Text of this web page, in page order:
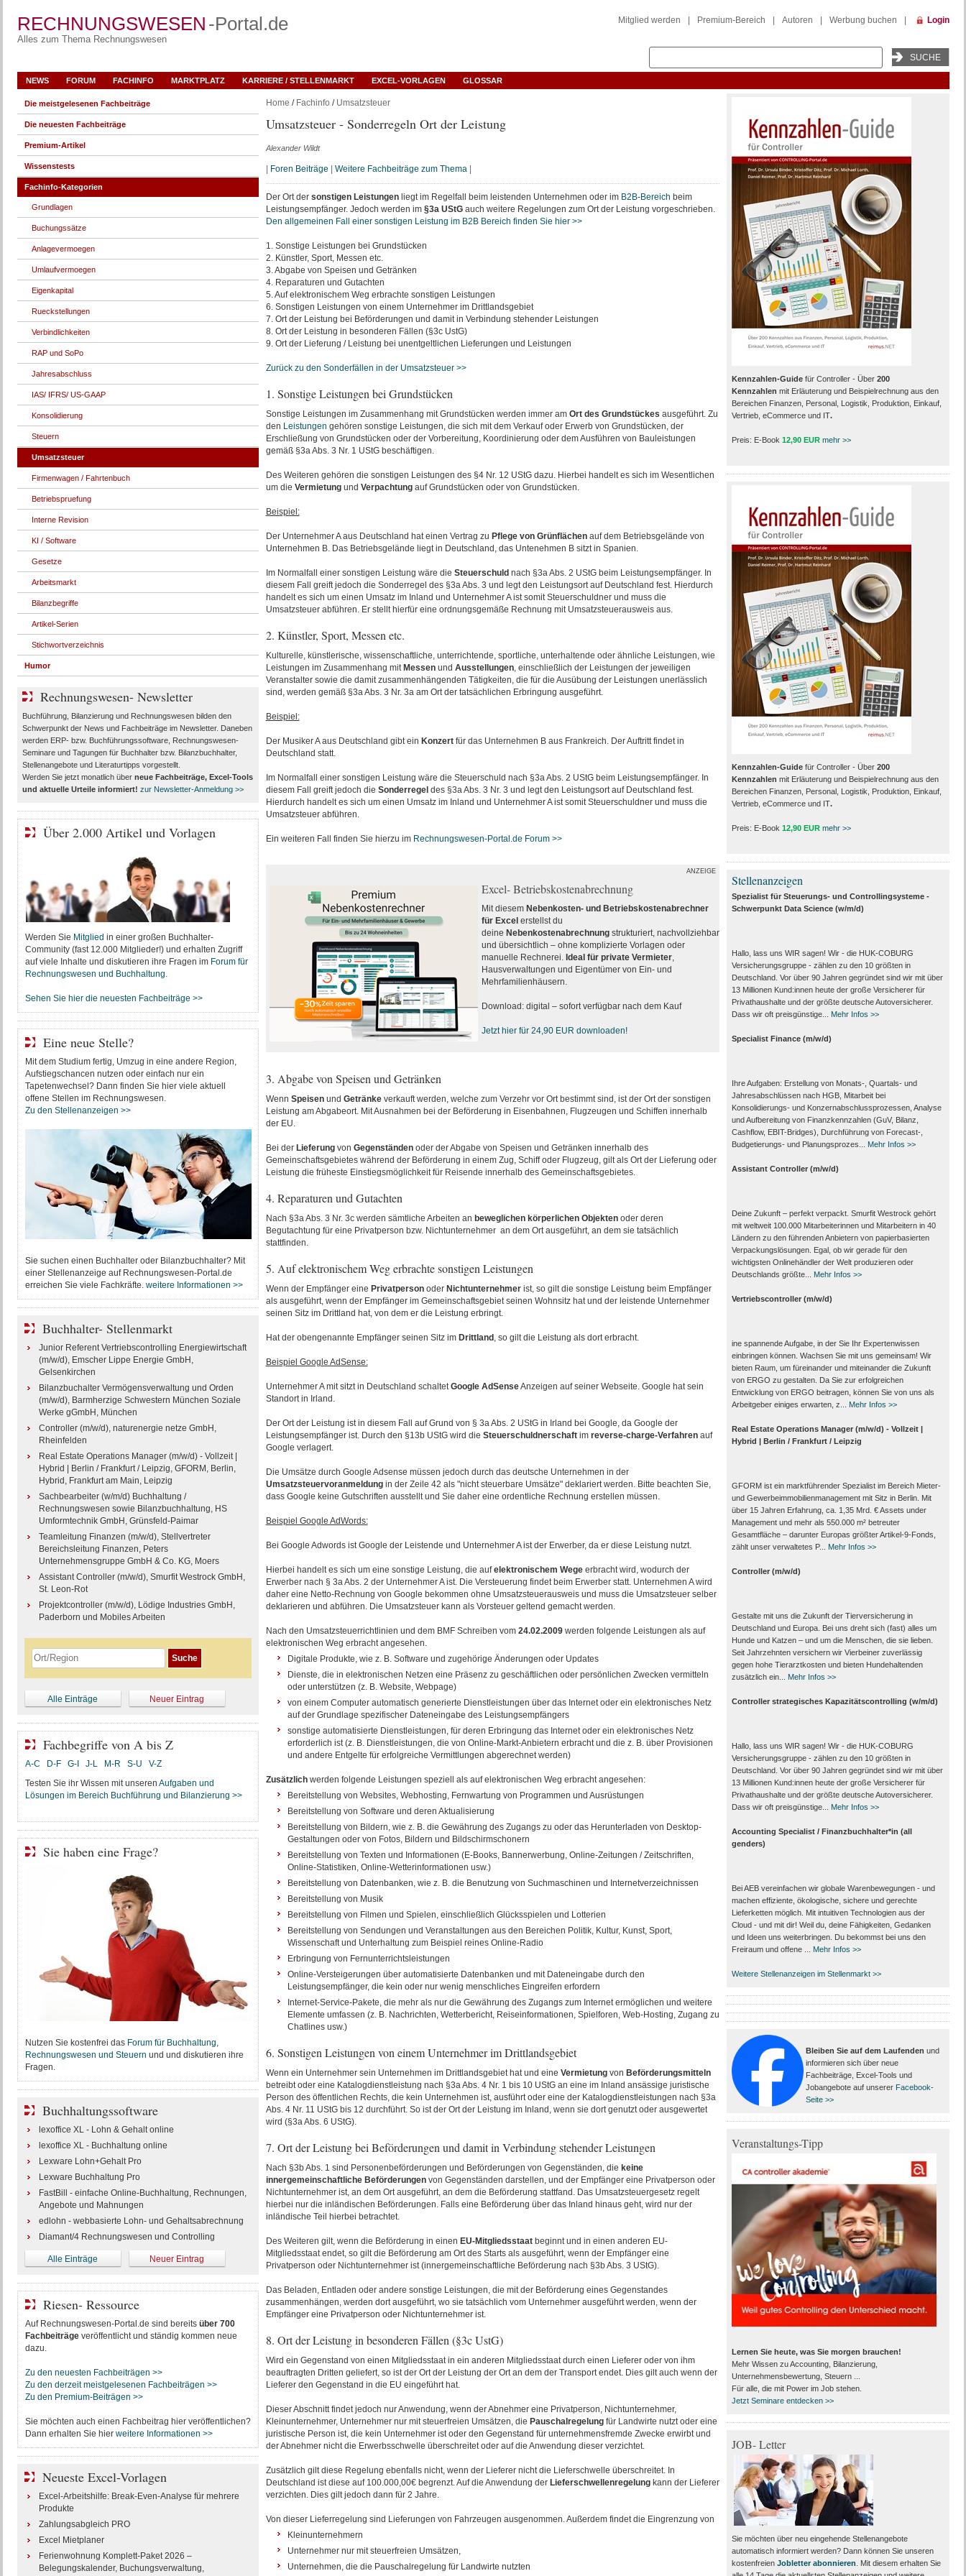
RECHNUNGSWESEN -Portal.de
Alles zum Thema Rechnungswesen
Mitglied werden Premium-Bereich Autoren Werbung buchen Login
NEWS FORUM FACHINFO MARKTPLATZ KARRIERE / STELLENMARKT EXCEL-VORLAGEN GLOSSAR
Home / Fachinfo / Umsatzsteuer
Umsatzsteuer - Sonderregeln Ort der Leistung
Alexander Wildt
Foren Beiträge Weitere Fachbeiträge zum Thema
Der Ort dersonstigen Leistungenliegt im Regelfall beim leistenden Unternehmen oder im B2B-Bereich beim
Leistungsempfänger. Jedoch werden im §3a UStGauch weitere Regelungen zum Ort der Leistung vorgeschrieben.
Den allgemeinen Fall einer sonstigen Leistung im B2B Bereich finden Sie hier >>
1. Sonstige Leistungen bei Grundstücken
2. Künstler, Sport, Messen etc.
3. Abgabe von Speisen und Getränken
4. Reparaturen und Gutachten
5. Auf elektronischem Weg erbrachte sonstigen Leistungen
6. Sonstigen Leistungen von einem Unternehmer im Drittlandsgebiet
7. Ort der Leistung bei Beförderungen und damit in Verbindung stehender Leistungen
8. Ort der Leistung in besonderen Fällen (§3c UstG)
9. Ort der Lieferung / Leistung bei unentgeltlichen Lieferungen und Leistungen
Zurück zu den Sonderfällen in der Umsatzsteuer >>
1. Sonstige Leistungen bei Grundstücken
Sonstige Leistungen im Zusammenhang mit Grundstücken werden immer am Ort des Grundstückes ausgeführt. Zu
den Leistungen gehören sonstige Leistungen, die sich mit dem Verkauf oder Erwerb von Grundstücken, der
Erschließung von Grundstücken oder der Vorbereitung, Koordinierung oder dem Ausführen von Bauleistungen
gemäß §3a Abs. 3 Nr. 1 UStG beschäftigen.
Des Weiteren gehören die sonstigen Leistungen des §4 Nr. 12 UStG dazu. Hierbei handelt es sich im Wesentlichen
um die Vermietungund Verpachtungauf Grundstücken oder von Grundstücken.
Beispiel:
Der Unternehmer A aus Deutschland hat einen Vertrag zu Pflege von Grünflächenauf dem Betriebsgelände von
Unternehmen B. Das Betriebsgelände liegt in Deutschland, das Untenehmen B sitzt in Spanien.
Im Normalfall einer sonstigen Leistung wäre die Steuerschuld nach §3a Abs. 2 UStG beim Leistungsempfänger. In
diesem Fall greift jedoch die Sonderregel des §3a Abs. 3 und legt den Leistungsort auf Deutschland fest. Hierdurch
handelt es sich um einen Umsatz im Inland und Unternehmer A ist somit Steuerschuldner und muss die
Umsatzsteuer abführen. Er stellt hierfür eine ordnungsgemäße Rechnung mit Umsatzsteuerausweis aus.
2. Künstler, Sport, Messen etc.
Kulturelle, künstlerische, wissenschaftliche, unterrichtende, sportliche, unterhaltende oder ähnliche Leistungen, wie
Leistungen im Zusammenhang mit Messenund Ausstellungen, einschließlich der Leistungen der jeweiligen
Veranstalter sowie die damit zusammenhängenden Tätigkeiten, die für die Ausübung der Leistungen unerlässlich
sind, werden gemäß §3a Abs. 3 Nr. 3a am Ort der tatsächlichen Erbringung ausgeführt.
Beispiel:
Der Musiker A aus Deutschland gibt ein Konzertfür das Unternehmen B aus Frankreich. Der Auftritt findet in
Deutschland statt.
Im Normalfall einer sonstigen Leistung wäre die Steuerschuld nach §3a Abs. 2 UStG beim Leistungsempfänger. In
diesem Fall greift jedoch die Sonderregel des §3a Abs. 3 Nr. 3 und legt den Leistungsort auf Deutschland fest.
Hierdurch handelt es sich um einen Umsatz im Inland und Unternehmer A ist somit Steuerschuldner und muss die
Umsatzsteuer abführen.
Ein weiteren Fall finden Sie hierzu im Rechnungswesen-Portal.de Forum >>
ANZEIGE
Excel- Betriebskostenabrechnung
Mit diesem Nebenkosten- und Betriebskostenabrechner
für Excel erstellst du
deine Nebenkostenabrechnungstrukturiert, nachvollziehbar
und übersichtlich – ohne komplizierte Vorlagen oder
manuelle Rechnerei. Ideal für private Vermieter,
Hausverwaltungen und Eigentümer von Ein- und
Mehrfamilienhäusern.
Download: digital – sofort verfügbar nach dem Kauf
Jetzt hier für 24,90 EUR downloaden!
3. Abgabe von Speisen und Getränken
Wenn Speisenund Getränkeverkauft werden, welche zum Verzehr vor Ort bestimmt sind, ist der Ort der sonstigen
Leistung am Abgabeort. Mit Ausnahmen bei der Beförderung in Eisenbahnen, Flugzeugen und Schiffen innerhalb
der EU.
Bei der Lieferungvon Gegenständenoder der Abgabe von Speisen und Getränken innerhalb des
Gemeinschaftsgebietes während der Beförderung in einem Zug, Schiff oder Flugzeug, gilt als Ort der Lieferung oder
Leistung die früheste Einstiegsmöglichkeit für Reisende innerhalb des Gemeinschaftsgebietes.
4. Reparaturen und Gutachten
Nach §3a Abs. 3 Nr. 3c werden sämtliche Arbeiten an beweglichen körperlichen Objektenoder deren
Begutachtung für eine Privatperson bzw. Nichtunternehmer an dem Ort ausgeführt, an dem sie tatsächlich
stattfinden.
5. Auf elektronischem Weg erbrachte sonstigen Leistungen
Wenn der Empfänger eine Privatpersonoder Nichtunternehmerist, so gilt die sonstige Leistung beim Empfänger
als ausgeführt, wenn der Empfänger im Gemeinschaftsgebiet seinen Wohnsitz hat und der leistende Unternehmer
seinen Sitz im Drittland hat, von dem er die Leistung erbringt.
Hat der obengenannte Empfänger seinen Sitz im Drittland , so gilt die Leistung als dort erbracht.
Beispiel Google AdSense:
Unternehmer A mit sitzt in Deutschland schaltetGoogle AdSenseAnzeigen auf seiner Webseite. Google hat sein
Standort in Irland.
Der Ort der Leistung ist in diesem Fall auf Grund von § 3a Abs. 2 UStG in Irland bei Google, da Google der
Leistungsempfänger ist. Durch den §13b UStG wird die Steuerschuldnerschaftim reverse-charge-Verfahrenauf
Google verlagert.
Die Umsätze durch Google Adsense müssen jedoch durch das deutsche Unternehmen in der
Umsatzsteuervoranmeldungin der Zeile 42 als "nicht steuerbare Umsätze" deklariert werden. Bitte beachten Sie,
dass Google keine Gutschriften ausstellt und Sie daher eine ordentliche Rechnung erstellen müssen.
Beispiel Google AdWords:
Bei Google Adwords ist Google der Leistende und Unternehmer A ist der Erwerber, da er diese Leistung nutzt.
Hierbei handelt es sich um eine sonstige Leistung, die aufelektronischem Wegeerbracht wird, wodurch der
Erwerber nach § 3a Abs. 2 der Unternehmer A ist. Die Versteuerung findet beim Erwerber statt. Unternehmen A wird
daher eine Netto-Rechnung von Google bekommen ohne Umsatzsteuerausweis und muss die Umsatzsteuer selber
deklarieren und abführen. Die Umsatzsteuer kann als Vorsteuer geltend gemacht werden.
Nach den Umsatzsteuerrichtlinien und dem BMF Schreiben vom 24.02.2009werden folgende Leistungen als auf
elektronischen Weg erbracht angesehen.
Digitale Produkte, wie z. B. Software und zugehörige Änderungen oder Updates
Dienste, die in elektronischen Netzen eine Präsenz zu geschäftlichen oder persönlichen Zwecken vermitteln
oder unterstützen (z. B. Website, Webpage)
von einem Computer automatisch generierte Dienstleistungen über das Internet oder ein elektronisches Netz
auf der Grundlage spezifischer Dateneingabe des Leistungsempfängers
sonstige automatisierte Dienstleistungen, für deren Erbringung das Internet oder ein elektronisches Netz
erforderlich ist (z. B. Dienstleistungen, die von Online-Markt-Anbietern erbracht und die z. B. über Provisionen
und andere Entgelte für erfolgreiche Vermittlungen abgerechnet werden)
Zusätzlichwerden folgende Leistungen speziell als auf elektronischen Weg erbracht angesehen:
Bereitstellung von Websites, Webhosting, Fernwartung von Programmen und Ausrüstungen
Bereitstellung von Software und deren Aktualisierung
Bereitstellung von Bildern, wie z. B. die Gewährung des Zugangs zu oder das Herunterladen von Desktop-
Gestaltungen oder von Fotos, Bildern und Bildschirmschonern
Bereitstellung von Texten und Informationen (E-Books, Bannerwerbung, Online-Zeitungen / Zeitschriften,
Online-Statistiken, Online-Wetterinformationen usw.)
Bereitstellung von Datenbanken, wie z. B. die Benutzung von Suchmaschinen und Internetverzeichnissen
Bereitstellung von Musik
Bereitstellung von Filmen und Spielen, einschließlich Glücksspielen und Lotterien
Bereitstellung von Sendungen und Veranstaltungen aus den Bereichen Politik, Kultur, Kunst, Sport,
Wissenschaft und Unterhaltung zum Beispiel reines Online-Radio
Erbringung von Fernunterrichtsleistungen
Online-Versteigerungen über automatisierte Datenbanken und mit Dateneingabe durch den
Leistungsempfänger, die kein oder nur wenig menschliches Eingreifen erfordern
Internet-Service-Pakete, die mehr als nur die Gewährung des Zugangs zum Internet ermöglichen und weitere
Elemente umfassen (z. B. Nachrichten, Wetterbericht, Reiseinformationen, Spielforen, Web-Hosting, Zugang zu
Chatlines usw.)
6. Sonstigen Leistungen von einem Unternehmer im Drittlandsgebiet
Wenn ein Unternehmer sein Unternehmen im Drittlandsgebiet hat und eine Vermietungvon Beförderungsmitteln
betreibt oder eine Katalogdienstleistung nach §3a Abs. 4 Nr. 1 bis 10 UStG an eine im Inland ansässige juristische
Person des öffentlichen Rechts, die kein Unternehmen ist, ausführt oder eine der Katalogdienstleistungen nach §3a
Abs. 4 Nr. 11 UStG bis 12 durchführt. So ist der Ort der Leistung im Inland, wenn sie dort genutzt oder ausgewertet
wird (§3a Abs. 6 UStG).
7. Ort der Leistung bei Beförderungen und damit in Verbindung stehender Leistungen
Nach §3b Abs. 1 sind Personenbeförderungen und Beförderungen von Gegenständen, die keine
innergemeinschaftliche Beförderungenvon Gegenständen darstellen, und der Empfänger eine Privatperson oder
Nichtunternehmer ist, an dem Ort ausgeführt, an dem die Beförderung stattfand. Das Umsatzsteuergesetz regelt
hierbei nur die inländischen Beförderungen. Falls eine Beförderung über das Inland hinaus geht, wird nur der
inländische Teil hierbei betrachtet.
Des Weiteren gilt, wenn die Beförderung in einen EU-Mitgliedsstaatbeginnt und in einen anderen EU-
Mitgliedsstaat endet, so gilt die Beförderung am Ort des Starts als ausgeführt, wenn der Empfänger eine
Privatperson oder Nichtunternehmer ist (innergemeinschaftliche Beförderung nach §3b Abs. 3 UStG).
Das Beladen, Entladen oder andere sonstige Leistungen, die mit der Beförderung eines Gegenstandes
zusammenhängen, werden dort ausgeführt, wo sie tatsächlich vom Unternehmer ausgeführt werden, wenn der
Empfänger eine Privatperson oder Nichtunternehmer ist.
8. Ort der Leistung in besonderen Fällen (§3c UstG)
Wird ein Gegenstand von einen Mitgliedsstaat in ein anderen Mitgliedsstaat durch einen Lieferer oder von ihm
beauftragten Dritten geliefert, so ist der Ort der Leistung der Ort an dem der Transport endet. Dies gilt auch wenn der
Lieferer den Gegenstand in die EU eingeführt hat.
Dieser Abschnitt findet jedoch nur Anwendung, wenn der Abnehmer eine Privatperson, Nichtunternehmer,
Kleinunternehmer, Unternehmer nur mit steuerfreien Umsätzen, die Pauschalregelungfür Landwirte nutzt oder eine
juristische Person ist, die kein Unternehmer ist oder den Gegenstand für unternehmensfremde Zwecke erwirbt und
der Abnehmer nicht die Erwerbsschwelle überschreitet oder auf die Anwendung dieser verzichtet.
Zusätzlich gilt diese Regelung ebenfalls nicht, wenn der Lieferer nicht die Lieferschwelle überschreitet. In
Deutschland ist diese auf 100.000,00€ begrenzt. Auf die Anwendung der Lieferschwellenregelungkann der Lieferer
verzichten. Dies gilt jedoch dann für 2 Jahre.
Von dieser Lieferregelung sind Lieferungen von Fahrzeugen ausgenommen. Außerdem findet die Eingrenzung von
Kleinunternehmern
Unternehmer nur mit steuerfreien Umsätzen,
Unternehmen, die die Pauschalregelung für Landwirte nutzten
Die meistgelesenen Fachbeiträge
Die neuesten Fachbeiträge
Premium-Artikel
Wissenstests
Fachinfo-Kategorien
Grundlagen
Buchungssätze
Anlagevermoegen
Umlaufvermoegen
Eigenkapital
Rueckstellungen
Verbindlichkeiten
RAP und SoPo
Jahresabschluss
IAS/ IFRS/ US-GAAP
Konsolidierung
Steuern
Umsatzsteuer
Firmenwagen / Fahrtenbuch
Betriebspruefung
Interne Revision
KI / Software
Gesetze
Arbeitsmarkt
Bilanzbegriffe
Artikel-Serien
Stichwortverzeichnis
Humor
Rechnungswesen- Newsletter
Buchführung, Bilanzierung und Rechnungswesen bilden den
Schwerpunkt der News und Fachbeiträge im Newsletter. Daneben
werden ERP- bzw. Buchführungssoftware, Rechnungswesen-
Seminare und Tagungen für Buchhalter bzw. Bilanzbuchhalter,
Stellenangebote und Literaturtipps vorgestellt.
Werden Sie jetzt monatlich über neue Fachbeiträge, Excel-Tools
und aktuelle Urteileinformiert! zur Newsletter-Anmeldung >>
Über 2.000 Artikel und Vorlagen
Werden Sie Mitglied in einer großen Buchhalter-
Community (fast 12.000 Mitglieder!) und erhalten Zugriff
auf viele Inhalte und diskutieren ihre Fragen im Forum für
Rechnungswesen und Buchhaltung.
Sehen Sie hier die neuesten Fachbeiträge >>
Eine neue Stelle?
Mit dem Studium fertig, Umzug in eine andere Region,
Aufstiegschancen nutzen oder einfach nur ein
Tapetenwechsel? Dann finden Sie hier viele aktuell
offene Stellen im Rechnungswesen.
Zu den Stellenanzeigen >>
Sie suchen einen Buchhalter oder Bilanzbuchhalter? Mit
einer Stellenanzeige auf Rechnungswesen-Portal.de
erreichen Sie viele Fachkräfte. weitere Informationen >>
Buchhalter- Stellenmarkt
Junior Referent Vertriebscontrolling Energiewirtschaft
(m/w/d), Emscher Lippe Energie GmbH,
Gelsenkirchen
Bilanzbuchalter Vermögensverwaltung und Orden
(m/w/d), Barmherzige Schwestern München Soziale
Werke gGmbH, München
Controller (m/w/d), naturenergie netze GmbH,
Rheinfelden
Real Estate Operations Manager (m/w/d) - Vollzeit |
Hybrid | Berlin / Frankfurt / Leipzig, GFORM, Berlin,
Hybrid, Frankfurt am Main, Leipzig
Sachbearbeiter (w/m/d) Buchhaltung /
Rechnungswesen sowie Bilanzbuchhaltung, HS
Umformtechnik GmbH, Grünsfeld-Paimar
Teamleitung Finanzen (m/w/d), Stellvertreter
Bereichsleitung Finanzen, Peters
Unternehmensgruppe GmbH & Co. KG, Moers
Assistant Controller (m/w/d), Smurfit Westrock GmbH,
St. Leon-Rot
Projektcontroller (m/w/d), Lödige Industries GmbH,
Paderborn und Mobiles Arbeiten
Alle Einträge Neuer Eintrag
Fachbegriffe von A bis Z
A-C D-F G-I J-L M-R S-U
V-Z
Testen Sie ihr Wissen mit unseren Aufgaben und
Lösungen im Bereich Buchführung und Bilanzierung >>
Sie haben eine Frage?
Nutzen Sie kostenfrei das Forum für Buchhaltung,
Rechnungswesen und Steuern und und diskutieren ihre
Fragen.
Buchhaltungssoftware
lexoffice XL - Lohn & Gehalt online
lexoffice XL - Buchhaltung online
Lexware Lohn+Gehalt Pro
Lexware Buchhaltung Pro
FastBill - einfache Online-Buchhaltung, Rechnungen,
Angebote und Mahnungen
edlohn - webbasierte Lohn- und Gehaltsabrechnung
Diamant/4 Rechnungswesen und Controlling
Alle Einträge Neuer Eintrag
Riesen- Ressource
Auf Rechnungswesen-Portal.de sind bereits über 700
Fachbeiträgeveröffentlicht und ständig kommen neue
dazu.
Zu den neuesten Fachbeiträgen >>
Zu den derzeit meistgelesenen Fachbeiträgen >>
Zu den Premium-Beiträgen >>
Sie möchten auch einen Fachbeitrag hier veröffentlichen?
Dann erhalten Sie hier weitere Informationen >>
Neueste Excel-Vorlagen
Excel-Arbeitshilfe: Break-Even-Analyse für mehrere
Produkte
Zahlungsabgleich PRO
Excel Mietplaner
Ferienwohnung Komplett-Paket 2026 –
Belegungskalender, Buchungsverwaltung,
Kennzahlen-Guidefür Controller - Über 200
Kennzahlen mit Erläuterung und Beispielrechnung aus den
Bereichen Finanzen, Personal, Logistik, Produktion, Einkauf,
Vertrieb, eCommerce und IT.
Preis: E-Book 12,90 EUR mehr >>
Kennzahlen-Guidefür Controller - Über 200
Kennzahlen mit Erläuterung und Beispielrechnung aus den
Bereichen Finanzen, Personal, Logistik, Produktion, Einkauf,
Vertrieb, eCommerce und IT.
Preis: E-Book 12,90 EUR mehr >>
Stellenanzeigen
Spezialist für Steuerungs- und Controllingsysteme -
Schwerpunkt Data Science (w/m/d)
Hallo, lass uns WIR sagen! Wir - die HUK-COBURG
Versicherungsgruppe - zählen zu den 10 größten in
Deutschland. Vor über 90 Jahren gegründet sind wir mit über
13 Millionen Kund:innen heute der große Versicherer für
Privathaushalte und der größte deutsche Autoversicherer.
Dass wir oft preisgünstige...
Mehr Infos >>
Specialist Finance (m/w/d)
Ihre Aufgaben: Erstellung von Monats‑, Quartals‑ und
Jahresabschlüssen nach HGB, Mitarbeit bei
Konsolidierungs‑ und Konzernabschlussprozessen, Analyse
und Aufbereitung von Finanzkennzahlen (GuV, Bilanz,
Cashflow, EBIT-Bridges), Durchführung von Forecast‑,
Budgetierungs‑ und Planungsprozes...
Mehr Infos >>
Assistant Controller (m/w/d)
Deine Zukunft – perfekt verpackt. Smurfit Westrock gehört
mit weltweit 100.000 Mitarbeiter­innen und Mitarbeitern in 40
Ländern zu den führenden Anbietern von papier­basierten
Verpackungs­lösungen. Egal, ob wir gerade für den
wichtigsten Onlinehändler der Welt produzieren oder
Deutschlands größte...
Mehr Infos >>
Vertriebscontroller (m/w/d)
ine spannende Aufgabe, in der Sie Ihr Expertenwissen
einbringen können. Wachsen Sie mit uns gemeinsam! Wir
bieten Raum, um füreinander und miteinander die Zukunft
von ERGO zu gestalten. Da Sie zur erfolgreichen
Entwicklung von ERGO beitragen, können Sie von uns als
Arbeitgeber einiges erwarten, z...
Mehr Infos >>
Real Estate Operations Manager (m/w/d) - Vollzeit |
Hybrid | Berlin / Frankfurt / Leipzig
GFORM ist ein marktführender Spezialist im Bereich Mieter-
und Gewerbeimmobilienmanagement mit Sitz in Berlin. Mit
über 15 Jahren Erfahrung, ca. 1,35 Mrd. € Assets under
Management und mehr als 550.000 m² betreuter
Gesamtfläche – darunter Europas größter Artikel-9-Fonds,
zählt unser verwaltetes P...
Mehr Infos >>
Controller (m/w/d)
Gestalte mit uns die Zukunft der Tierversicherung in
Deutschland und Europa. Bei uns dreht sich (fast) alles um
Hunde und Katzen – und um die Menschen, die sie lieben.
Seit Jahrzehnten versichern wir Vierbeiner zuverlässig
gegen hohe Tierarztkosten und bieten Hundehaltenden
zusätzlich ein...
Mehr Infos >>
Controller strategisches Kapazitätscontrolling (w/m/d)
Hallo, lass uns WIR sagen! Wir - die HUK-COBURG
Versicherungsgruppe - zählen zu den 10 größten in
Deutschland. Vor über 90 Jahren gegründet sind wir mit über
13 Millionen Kund:innen heute der große Versicherer für
Privathaushalte und der größte deutsche Autoversicherer.
Dass wir oft preisgünstige...
Mehr Infos >>
Accounting Specialist / Finanzbuchhalter*in (all
genders)
Bei AEB vereinfachen wir globale Warenbewegungen - und
machen effiziente, ökologische, sichere und gerechte
Lieferketten möglich. Mit intuitiven Technologien aus der
Cloud - und mit dir! Weil du, deine Fähigkeiten, Gedanken
und Ideen uns weiterbringen. Du bekommst bei uns den
Freiraum und offene ...
Mehr Infos >>
Weitere Stellenanzeigen im Stellenmarkt >>
Bleiben Sie auf dem Laufenden und
informieren sich über neue
Fachbeiträge, Excel-Tools und
Jobangebote auf unserer Facebook-
Seite >>
Veranstaltungs-Tipp
Lernen Sie heute, was Sie morgen brauchen!
Mehr Wissen zu Accounting, Bilanzierung,
Unternehmensbewertung, Steuern ...
Für alle, die mit Power im Job stehen.
Jetzt Seminare entdecken >>
JOB- Letter
Sie möchten über neu eingehende Stellenangebote
automatisch informiert werden? Dann können Sie unseren
kostenfreien Jobletter abonnieren . Mit diesem erhalten Sie